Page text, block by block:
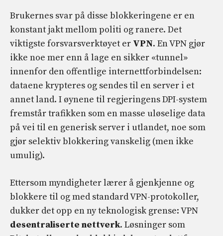
Brukernes svar på disse blokkeringene er en
konstant jakt mellom politi og ranere. Det
viktigste forsvarsverktøyet er VPN. En VPN gjør
ikke noe mer enn å lage en sikker «tunnel»
innenfor den offentlige internettforbindelsen:
dataene krypteres og sendes til en server i et
annet land. I øynene til regjeringens DPI-system
fremstår trafikken som en masse uløselige data
på vei til en generisk server i utlandet, noe som
gjør selektiv blokkering vanskelig (men ikke
umulig).
Ettersom myndigheter lærer å gjenkjenne og
blokkere til og med standard VPN-protokoller,
dukker det opp en ny teknologisk grense: VPN
desentraliserte nettverk. Løsninger som